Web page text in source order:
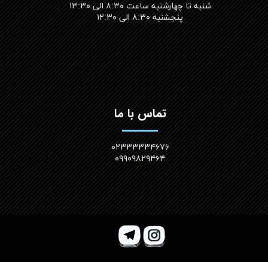
شنبه تا چهارشنبه ساعت ۸:۳۰ الی ۱۳:۳۰
پنجشنبه ۸:۳۰ الی ۱۲:۳۰​​​​​​​
تماس با ما
۰۲۳۳۳۳۳۴۶۷۶
۰۹۹۰۹۸۲۹۴۶۴